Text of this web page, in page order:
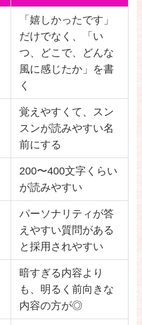
「嬉しかったです」
だけでなく、「い
つ、どこで、どんな
風に感じたか」を書
く
覚えやすくて、スン
スンが読みやすい名
前にする
200〜400文字くらい
が読みやすい
パーソナリティが答
えやすい質問がある
と採用されやすい
暗すぎる内容より
も、明るく前向きな
内容の方が◎